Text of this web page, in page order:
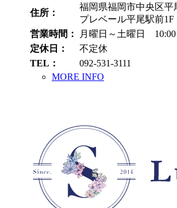
住所：
福岡県福岡市中央区平
プレベール平尾駅前1F
営業時間：
月曜日～土曜日 10:00
定休日：
不定休
TEL：
092-531-3111
MORE INFO